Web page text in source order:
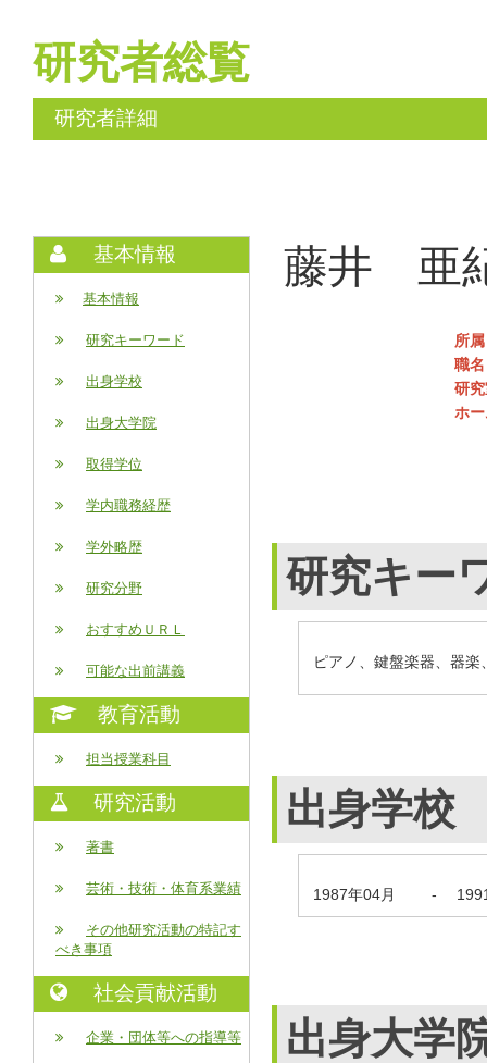
研究者総覧
研究者詳細
基本情報
基本情報
研究キーワード
出身学校
出身大学院
取得学位
学内職務経歴
学外略歴
研究分野
おすすめＵＲＬ
可能な出前講義
教育活動
担当授業科目
研究活動
著書
芸術・技術・体育系業績
その他研究活動の特記す
べき事項
社会貢献活動
企業・団体等への指導等
藤井 亜
所属
職名
研
ホ
研究キー
ピアノ、鍵盤楽器、器楽
出身学校
1987年04月 -
出身大学